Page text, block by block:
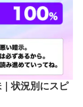
状況別にスピ